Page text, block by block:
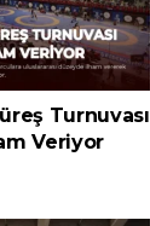
Turnuvası
Veriyor